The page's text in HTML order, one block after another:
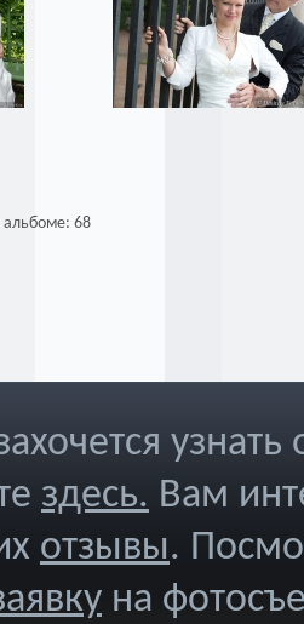
альбоме: 68
здесь. Вам
отзывы.
на